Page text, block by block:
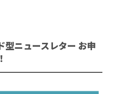
型ニュースレター お申